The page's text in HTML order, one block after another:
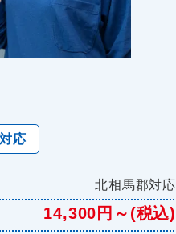
応
北相馬郡対応
14,300円～(税込)